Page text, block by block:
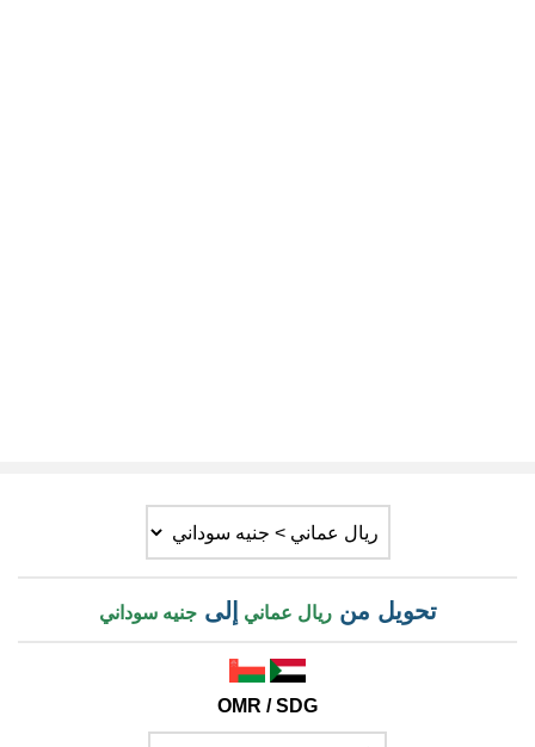
تحويل منريال عماني إلىجنيه سوداني
OMR / SDG